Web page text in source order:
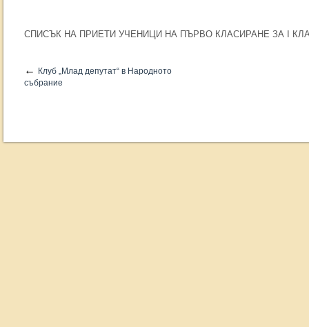
СПИСЪК НА ПРИЕТИ УЧЕНИЦИ НА ПЪРВО КЛАСИРАНЕ ЗА I
←
Клуб „Млад депутат“ в Народното
събрание